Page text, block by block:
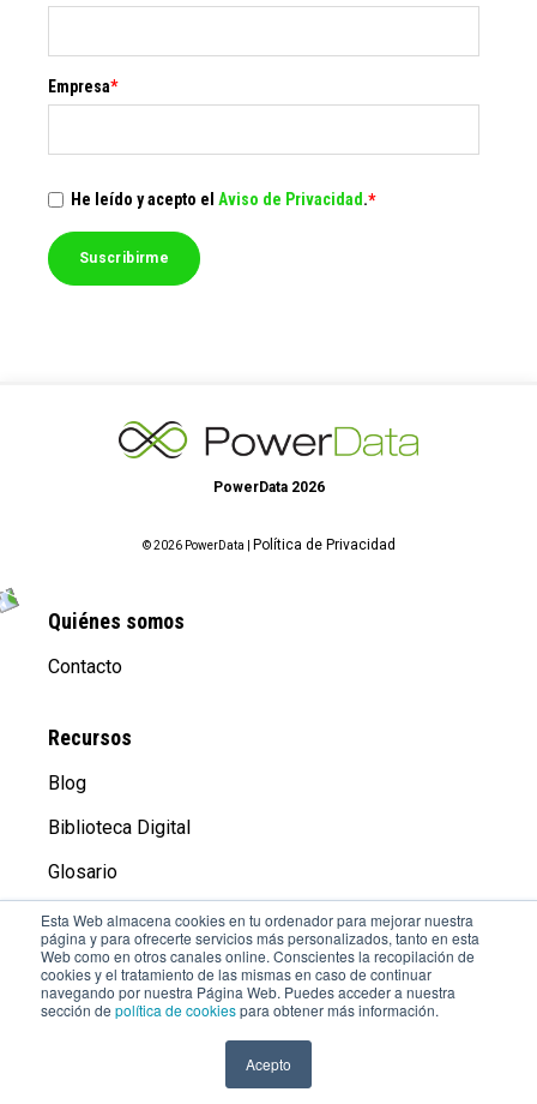
Esta Web almacena cookies en tu ordenador para mejorar nuestra
página y para ofrecerte servicios más personalizados, tanto en esta
Web como en otros canales online. Conscientes la recopilación de
cookies y el tratamiento de las mismas en caso de continuar
navegando por nuestra Página Web. Puedes acceder a nuestra
sección de política de cookiespara obtener más información.
Acepto
Empresa*
He leído y acepto el Aviso de Privacidad.*
PowerData 2026
© 2026 PowerData | Política de Privacidad
Quiénes somos
Contacto
Recursos
Blog
Biblioteca Digital
Glosario
Compañía
Aviso Legal